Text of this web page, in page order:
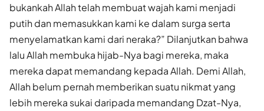
bukankah Allah telah membuat wajah kami menjadi
putih dan memasukkan kami ke dalam surga serta
menyelamatkan kami dari neraka?” Dilanjutkan bahwa
lalu Allah membuka hijab-Nya bagi mereka, maka
mereka dapat memandang kepada Allah. Demi Allah,
Allah belum pernah memberikan suatu nikmat yang
lebih mereka sukai daripada memandang Dzat-Nya,